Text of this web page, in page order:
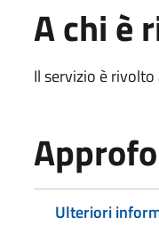
A chi è
Il servizio è
Ulteriori